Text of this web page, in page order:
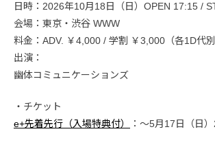
日時：2026年10月18日（日）OPEN 17:15 /
会場：東京・渋谷 WWW
料金：ADV. ￥4,000 / 学割 ￥3,000（各1D代別
出演：
幽体コミュニケーションズ
・チケット
e+先着先行（入場特典付）
：～5月17日（日